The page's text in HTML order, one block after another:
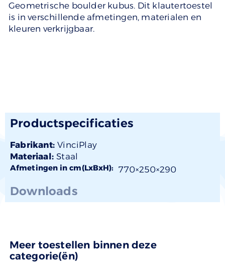
Geometrische boulder kubus. Dit klautertoestel
is in verschillende afmetingen, materialen en
kleuren verkrijgbaar.
Productspecificaties
Fabrikant:VinciPlay
Materiaal:Staal
Afmetingen in cm(LxBxH): 770×250×290
Downloads
Meer toestellen binnen deze
categorie(ën)